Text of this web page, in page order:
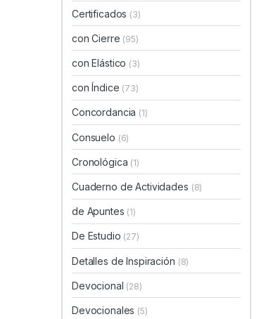
Certificados (3)
con Cierre (95)
con Elástico (3)
con Índice (73)
Concordancia (1)
Consuelo (6)
Cronológica (1)
Cuaderno de Actividades (8)
de Apuntes (1)
De Estudio (27)
Detalles de Inspiración (8)
Devocional (28)
Devocionales (5)